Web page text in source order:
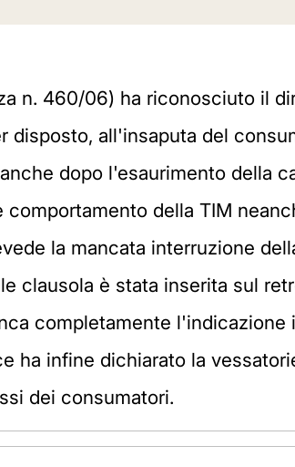
n. 460/06) ha riconosciuto il
disposto, all'insaputa del
dopo l'esaurimento della
della TIM
la mancata interruzione
clausola è stata inserita sul
completamente
ha infine dichiarato la
dei consumatori.